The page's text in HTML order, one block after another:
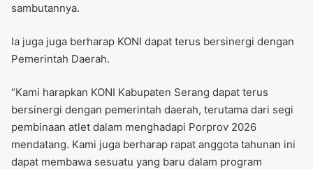
sambutannya.
Ia juga juga berharap KONI dapat terus bersinergi dengan
Pemerintah Daerah.
“Kami harapkan KONI Kabupaten Serang dapat terus
bersinergi dengan pemerintah daerah, terutama dari segi
pembinaan atlet dalam menghadapi Porprov 2026
mendatang. Kami juga berharap rapat anggota tahunan ini
dapat membawa sesuatu yang baru dalam program